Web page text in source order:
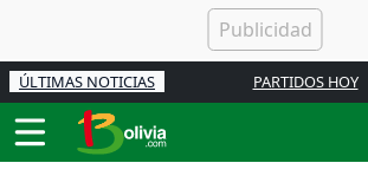
ÚLTIMAS NOTICIAS PARTIDOS HOY